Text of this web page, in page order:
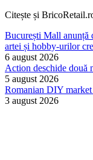
Citește și
București Mall anunță
artei și hobby-urilor
6 august 2026
Action deschide două
5 august 2026
Romanian DIY
3 august 2026